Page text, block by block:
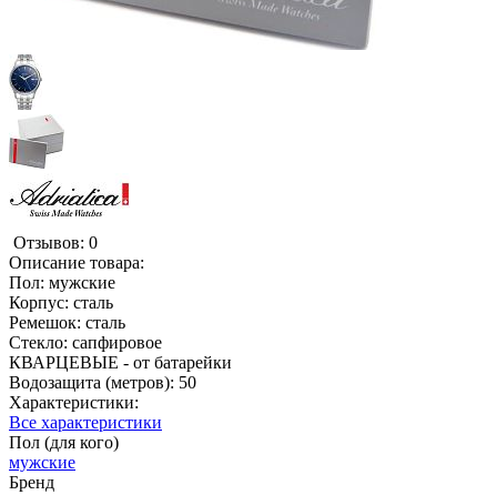
Отзывов: 0
Описание товара:
Пол: мужские
Корпус: сталь
Ремешок: сталь
Стекло: сапфировое
КВАРЦЕВЫЕ - от батарейки
Водозащита (метров): 50
Характеристики:
Все характеристики
Пол (для кого)
мужские
Бренд